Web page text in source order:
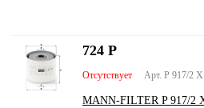
Арт. P 917/2 X
Отсутствует
MANN-FILTER P 917/2
724 Р